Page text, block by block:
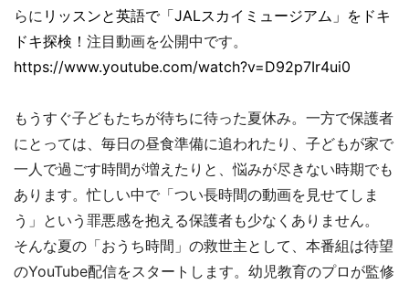
らに リッスンと英語で「JALスカイミュージアム」をドキ
ドキ探検！ 注目動画を公開中です。
https://www.youtube.com/watch?v=D92p7Ir4ui0
もうすぐ子どもたちが待ちに待った夏休み。一方で保護者
にとっては、毎日の昼食準備に追われたり、子どもが家で
一人で過ごす時間が増えたりと、悩みが尽きない時期でも
あります。忙しい中で「つい長時間の動画を見せてしま
う」という罪悪感を抱える保護者も少なくありません。
そんな夏の「おうち時間」の救世主として、本番組は待望
のYouTube配信をスタートします。幼児教育のプロが監修